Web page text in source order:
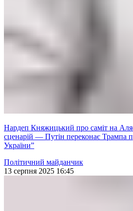
Нардеп Княжицький про саміт на
сценарій — Путін переконає Трампа
України”
Політичний майданчик
13 серпня 2025 16:45